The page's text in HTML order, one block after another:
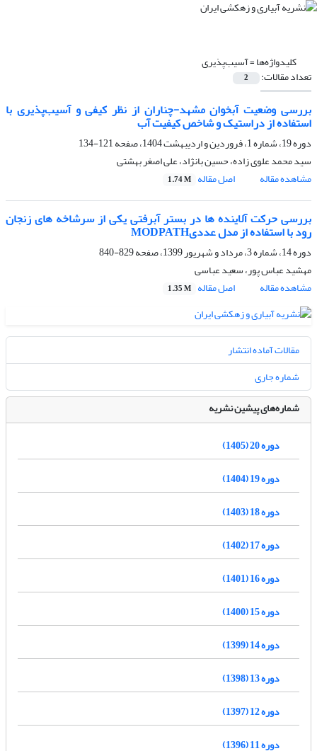
کلیدواژه‌ها =آسیب‌پذیری
تعداد مقالات: 2
بررسی وضعیت آبخوان مشهد-چناران از نظر کیفی و آسیب‌پذیری با
استفاده از دراستیک و شاخص کیفیت آب
دوره 19، شماره 1، فروردین و اردیبهشت 1404، صفحه
121-134
سید محمد علوی زاده، حسین بانژاد، علی اصغر بهشتی
مشاهده مقاله
اصل مقاله 1.74 M
بررسی حرکت آلاینده ها در بستر آبرفتی یکی از سرشاخه های زنجان
رود با استفاده از مدل عددیMODPATH
دوره 14، شماره 3، مرداد و شهریور 1399، صفحه
829-840
مهشید عباس پور، سعید عباسی
مشاهده مقاله
اصل مقاله 1.35 M
مقالات آماده انتشار
شماره جاری
شماره‌های پیشین نشریه
دوره 20 (1405)
دوره 19 (1404)
دوره 18 (1403)
دوره 17 (1402)
دوره 16 (1401)
دوره 15 (1400)
دوره 14 (1399)
دوره 13 (1398)
دوره 12 (1397)
دوره 11 (1396)